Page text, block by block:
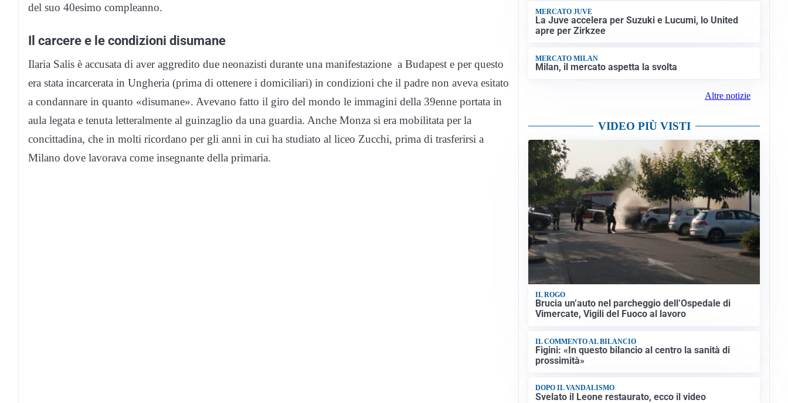
del suo 40esimo compleanno.
Il carcere e le condizioni disumane
Ilaria Salis è accusata di aver aggredito due neonazisti durante una manifestazione a Budapest e per questo
era stata incarcerata in Ungheria (prima di ottenere i domiciliari) in condizioni che il padre non aveva esitato
a condannare in quanto «disumane». Avevano fatto il giro del mondo le immagini della 39enne portata in
aula legata e tenuta letteralmente al guinzaglio da una guardia. Anche Monza si era mobilitata per la
concittadina, che in molti ricordano per gli anni in cui ha studiato al liceo Zucchi, prima di trasferirsi a
Milano dove lavorava come insegnante della primaria.
MERCATO JUVE
La Juve accelera per Suzuki e Lucumi, lo United
apre per Zirkzee
MERCATO MILAN
Milan, il mercato aspetta la svolta
Altre notizie
VIDEO PIÙ VISTI
IL ROGO
Brucia un’auto nel parcheggio dell’Ospedale di
Vimercate, Vigili del Fuoco al lavoro
IL COMMENTO AL BILANCIO
Figini: «In questo bilancio al centro la sanità di
prossimità»
DOPO IL VANDALISMO
Svelato il Leone restaurato, ecco il video